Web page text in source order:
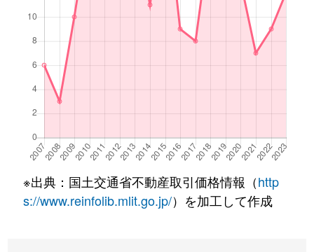
※出典：国土交通省不動産取引価格情報（http
s://www.reinfolib.mlit.go.jp/）を加工して作成